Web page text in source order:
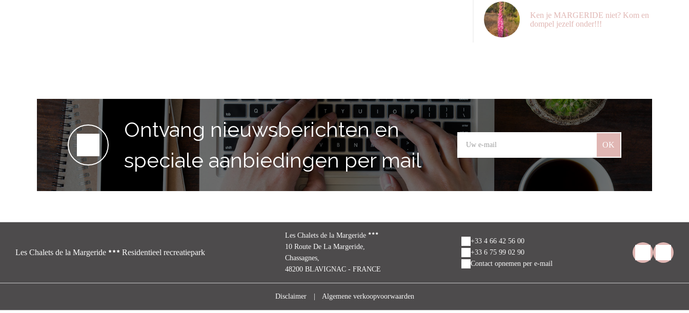
Ken je MARGERIDE niet? Kom en
dompel jezelf onder!!!
Ontvang nieuwsberichten en
speciale aanbiedingen per mail
OK
Les Chalets de la Margeride Residentieel recreatiepark
Les Chalets de la Margeride
10 Route De La Margeride,
Chassagnes,
48200 BLAVIGNAC - FRANCE
+33 4 66 42 56 00
+33 6 75 99 02 90
Contact opnemen per e-mail
Disclaimer Algemene verkoopvoorwaarden